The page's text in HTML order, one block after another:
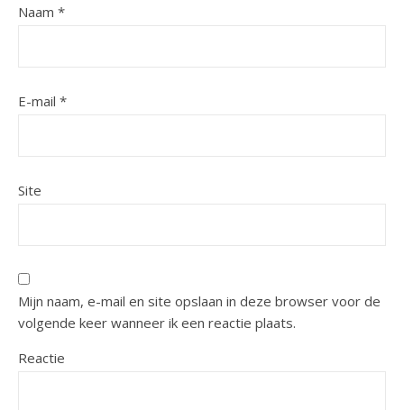
Naam *
E-mail *
Site
Mijn naam, e-mail en site opslaan in deze browser voor de
volgende keer wanneer ik een reactie plaats.
Reactie